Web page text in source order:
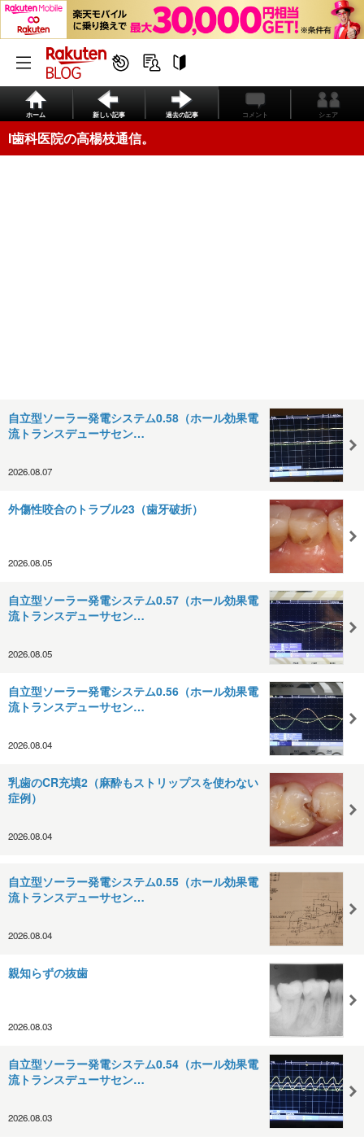
ホーム 新しい記事 過去の記事 コメント シェア
I歯科医院の高楊枝通信。
自立型ソーラー発電システム0.58（ホール効果電
流トランスデューサセン…
2026.08.07
外傷性咬合のトラブル23（歯牙破折）
2026.08.05
自立型ソーラー発電システム0.57（ホール効果電
流トランスデューサセン…
2026.08.05
自立型ソーラー発電システム0.56（ホール効果電
流トランスデューサセン…
2026.08.04
乳歯のCR充填2（麻酔もストリップスを使わない
症例）
2026.08.04
自立型ソーラー発電システム0.55（ホール効果電
流トランスデューサセン…
2026.08.04
親知らずの抜歯
2026.08.03
自立型ソーラー発電システム0.54（ホール効果電
流トランスデューサセン…
2026.08.03